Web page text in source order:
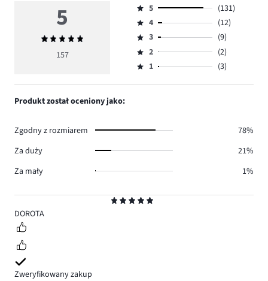
5
DOROTA
Zweryfikowany zakup
5
Średnia
ocena
157
Ocena
5,
ilość
głosów
131.
5
(131)
Ocena
4,
ilość
głosów
4
(12)
Ocena
3,
ilość
3
(9)
Ocena
2,
2
(2)
Ocena
1,
1 (3)
Produkt został oceniony jako:
Zgodny z rozmiarem
78%
Za duży
21%
Za mały
1%